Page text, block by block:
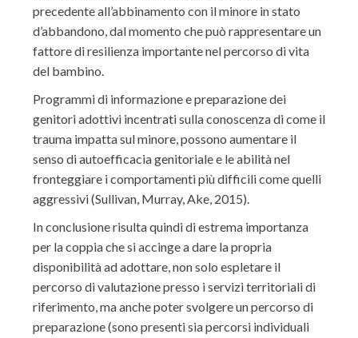
precedente all’abbinamento con il minore in stato
d’abbandono, dal momento che può rappresentare un
fattore di resilienza importante nel percorso di vita
del bambino.
Programmi di informazione e preparazione dei
genitori adottivi incentrati sulla conoscenza di come il
trauma impatta sul minore, possono aumentare il
senso di autoefficacia genitoriale e le abilità nel
fronteggiare i comportamenti più difficili come quelli
aggressivi (Sullivan, Murray, Ake, 2015).
In conclusione risulta quindi di estrema importanza
per la coppia che si accinge a dare la propria
disponibilità ad adottare, non solo espletare il
percorso di valutazione presso i servizi territoriali di
riferimento, ma anche poter svolgere un percorso di
preparazione (sono presenti sia percorsi individuali